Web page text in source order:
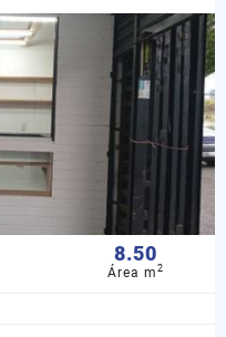
8.50
Área m2